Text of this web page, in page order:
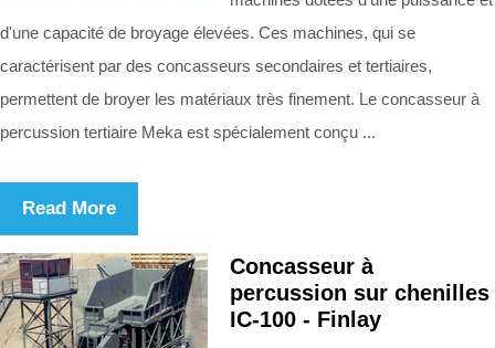
d'une capacité de broyage élevées. Ces machines, qui se
caractérisent par des concasseurs secondaires et tertiaires,
permettent de broyer les matériaux très finement. Le concasseur à
percussion tertiaire Meka est spécialement conçu ...
Read More
Concasseur à
percussion sur chenilles
IC-100 - Finlay